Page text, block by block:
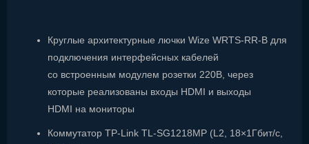
Круглые архитектурные лючки Wize WRTS-RR-B для
подключения интерфейсных кабелей
со встроенным модулем розетки 220В, через
которые реализованы входы HDMI и выходы
HDMI на мониторы
Коммутатор TP-Link TL-SG1218MP (L2, 18×1Гбит/с,